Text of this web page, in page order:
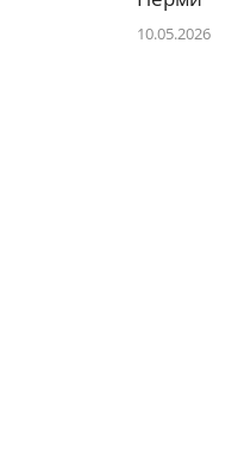
10.05.2026